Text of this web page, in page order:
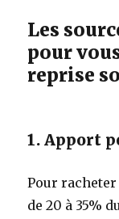
Les
pour
reprise
1. Apport
Pour
de 20 à 35%